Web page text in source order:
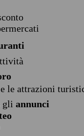
le attrazioni
gli annunci